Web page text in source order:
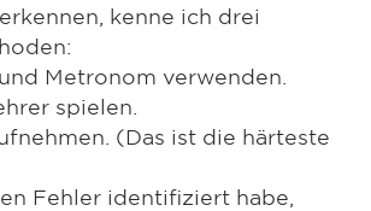
kenne ich drei
Metronom verwenden.
spielen.
(Das ist die härteste
Fehler identifiziert habe,